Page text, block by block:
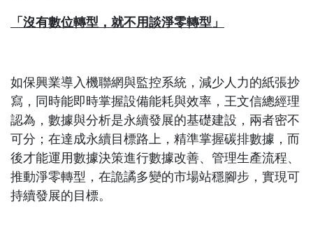
「沒有數位轉型，就不用談淨零轉型」
如保興業導入機聯網與監控系統，減少人力的紙張抄
寫，同時能即時掌握設備能耗與效率，王文信總經理
認為，數據與分析是永續發展的基礎建設，兩者密不
可分；在達成永續目標路上，精準掌握碳排數據，而
後才能運用數據決策進行數據改善、管理生產流程、
推動淨零轉型，在詭譎多變的市場站穩腳步，實現可
持續發展的目標。